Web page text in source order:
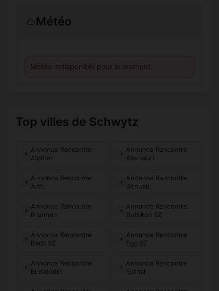
Météo
Météo indisponible pour le moment.
Top villes de Schwytz
Annonce Rencontre
Alpthal
Annonce Rencontre
Altendorf
Annonce Rencontre
Arth
Annonce Rencontre
Bennau
Annonce Rencontre
Brunnen
Annonce Rencontre
Buttikon SZ
Annonce Rencontre
Bäch SZ
Annonce Rencontre
Egg SZ
Annonce Rencontre
Einsiedeln
Annonce Rencontre
Euthal